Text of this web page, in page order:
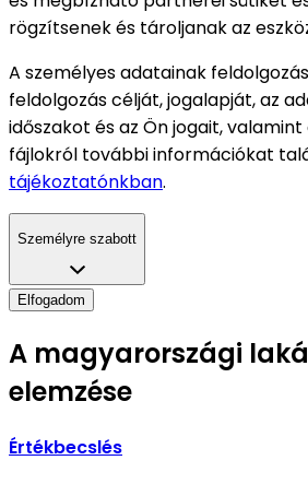
rögzítsenek és tároljanak az
A személyes adatainak
feldolgozás célját, jogalapját, az
időszakot és az Ön jogait,
fájlokról további információkat
tájékoztatónkban.
Személyre szabott
Elfogadom
A magyarországi
elemzése
Értékbecslés